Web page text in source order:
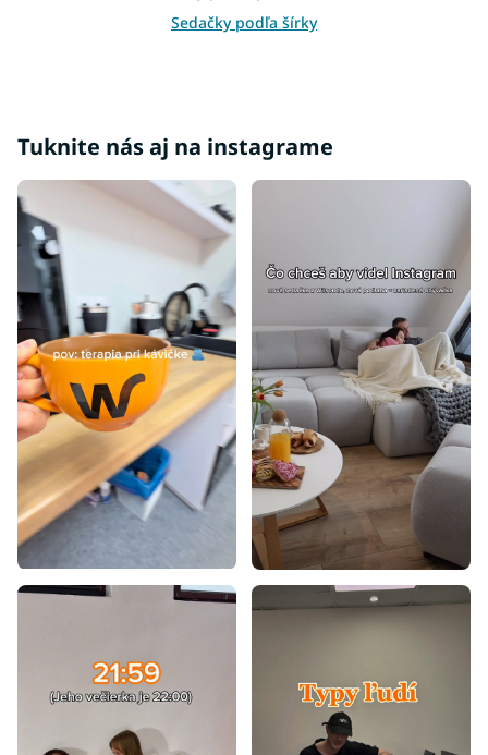
Sedačky podľa šírky
Sedačky podľa štýlu
Sedačky podľa účelu
Tuknite nás aj na instagrame